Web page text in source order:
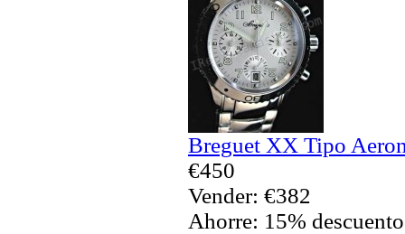
Breguet XX Tipo
€450
Vender: €382
Ahorre: 15% descuento